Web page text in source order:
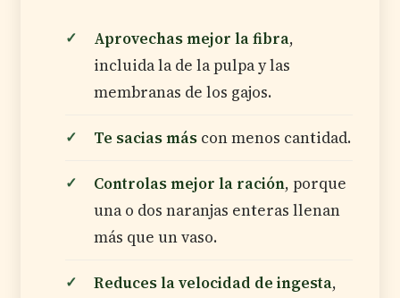
Aprovechas mejor la fibra,
incluida la de la pulpa y las
membranas de los gajos.
Te sacias más con menos cantidad.
Controlas mejor la ración, porque
una o dos naranjas enteras llenan
más que un vaso.
Reduces la velocidad de ingesta,